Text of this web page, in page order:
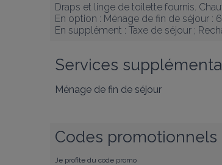
Draps et linge de toilette fournis.
En option : Ménage de fin de séjour :
En supplément : Taxe de séjour ;
Services
Ménage de fin de séjour
Codes promotionnels
Je profite du code promo